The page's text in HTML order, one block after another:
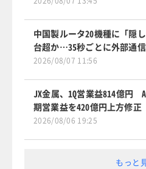
中国製ルータ20機種に「隠
台超か…35秒ごとに外部通
2026/08/07 11:56
JX金属、1Q営業益814億円
期営業益を420億円上方修正
2026/08/06 19:25
もっと